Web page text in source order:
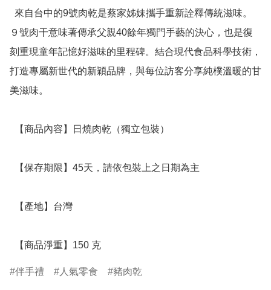
９號肉干意味著傳承父親40餘年獨門手藝的決心，也是復
刻重現童年記憶好滋味的里程碑。結合現代食品科學技術，
打造專屬新世代的新穎品牌，與每位訪客分享純樸溫暖的甘
美滋味。
  【商品淨重】150 克
伴手禮 人氣零食 豬肉乾